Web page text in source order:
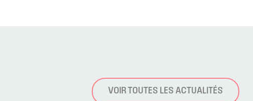
VOIR TOUTES LES ACTUALITÉS